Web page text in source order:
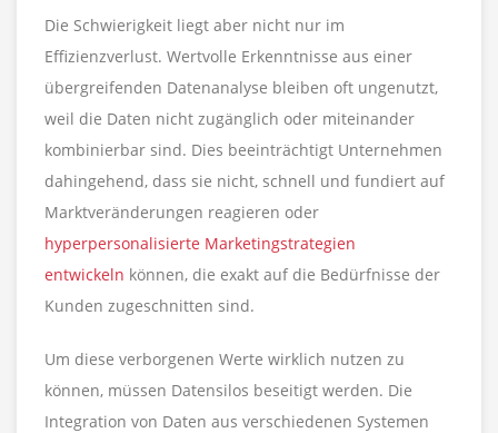
Die Schwierigkeit liegt aber nicht nur im
Effizienzverlust. Wertvolle Erkenntnisse aus einer
übergreifenden Datenanalyse bleiben oft ungenutzt,
weil die Daten nicht zugänglich oder miteinander
kombinierbar sind. Dies beeinträchtigt Unternehmen
dahingehend, dass sie nicht, schnell und fundiert auf
Marktveränderungen reagieren oder
hyperpersonalisierte Marketingstrategien
entwickeln können, die exakt auf die Bedürfnisse der
Kunden zugeschnitten sind.
Um diese verborgenen Werte wirklich nutzen zu
können, müssen Datensilos beseitigt werden. Die
Integration von Daten aus verschiedenen Systemen